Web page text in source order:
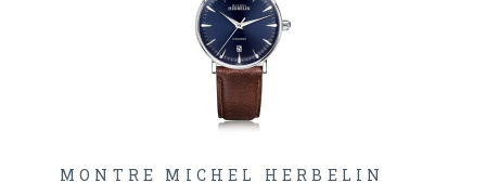
MONTRE MICHEL HERBELIN